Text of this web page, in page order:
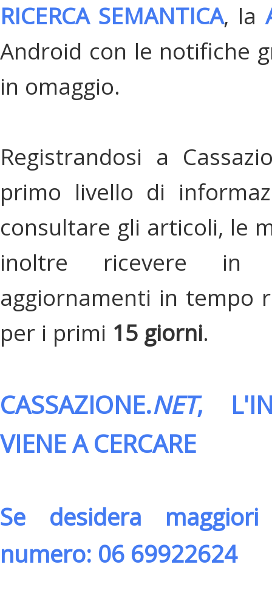
RICERCA SEMANTICA, la
Android con le notifiche
in omaggio.
Registrandosi a
primo livello di
consultare gli articoli, le
inoltre ricevere in
aggiornamenti in tempo
per i primi 15 giorni.
CASSAZIONE.NET,
VIENE A CERCARE
Se desidera
numero: 06 69922624